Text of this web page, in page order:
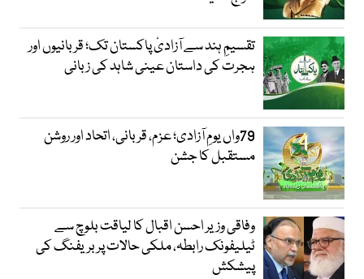
تقسیمِ ہند سے آزادیٔ پاکستان تک؛ قربانیوں اور
ہجرت کی داستان عینی شاہد کی زبانی
79واں یومِ آزادی؛ عزم، قربانی، اتحاد اور روشن
مستقبل کا جشن
وفاقی وزیر احسن اقبال کا لیاقت بلوچ سے
ٹیلیفونک رابطہ، ملکی حالات پر بریفنگ کی
پیشکش